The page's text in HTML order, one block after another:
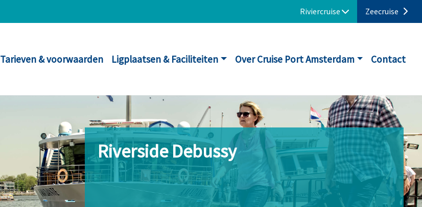
Riviercruise Zeecruise
Tarieven & voorwaarden Ligplaatsen & Faciliteiten Over Cruise Port Amsterdam Contact
Riverside Debussy